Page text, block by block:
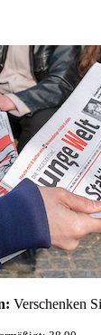
Verschenken